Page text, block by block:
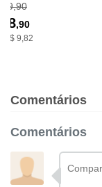
79,90
,90
R$ 9,82
Comentários
Comentários